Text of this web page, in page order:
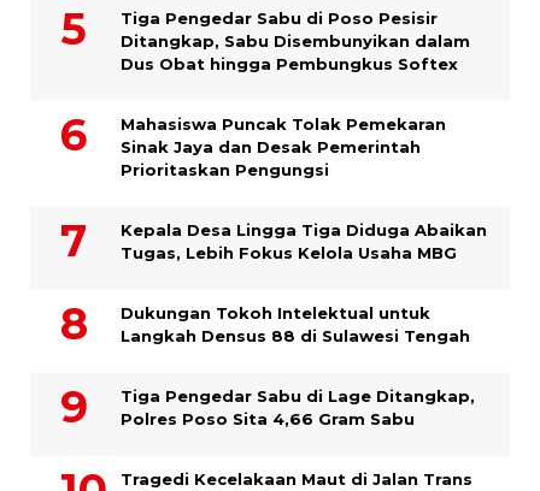
Tiga Pengedar Sabu di Poso Pesisir
Ditangkap, Sabu Disembunyikan dalam
Dus Obat hingga Pembungkus Softex
Mahasiswa Puncak Tolak Pemekaran
Sinak Jaya dan Desak Pemerintah
Prioritaskan Pengungsi
Kepala Desa Lingga Tiga Diduga Abaikan
Tugas, Lebih Fokus Kelola Usaha MBG
Dukungan Tokoh Intelektual untuk
Langkah Densus 88 di Sulawesi Tengah
Tiga Pengedar Sabu di Lage Ditangkap,
Polres Poso Sita 4,66 Gram Sabu
Tragedi Kecelakaan Maut di Jalan Trans